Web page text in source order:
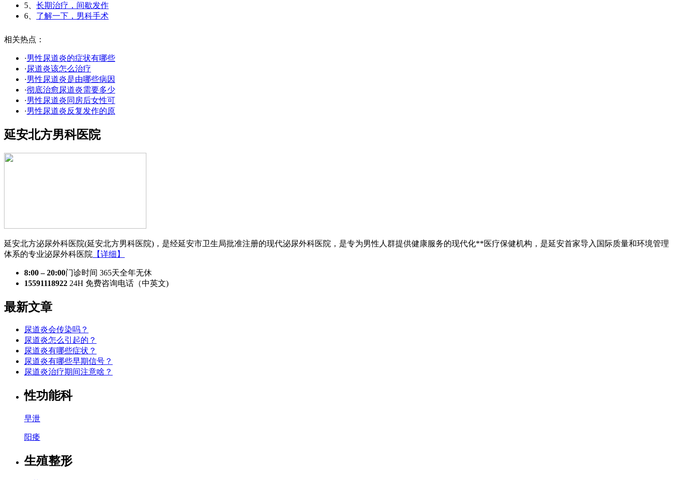
5、 长期治疗，间歇发作
6、 了解一下，男科手术
相关热点：
·男性尿道炎的症状有哪些
·尿道炎该怎么治疗
·男性尿道炎是由哪些病因
·彻底治愈尿道炎需要多少
·男性尿道炎同房后女性可
·男性尿道炎反复发作的原
延安北方男科医院
延安北方泌尿外科医院(延安北方男科医院)，是经延安市卫生局批准注册的现代泌尿外科医院，是专为男性人群提供健康服务的现代化**医疗保健机构，是延安首家导入国际质量和环境管理
体系的专业泌尿外科医院 【详细】
8:00 – 20:00门诊时间 365天全年无休
15591118922 24H 免费咨询电话（中英文)
最新文章
尿道炎会传染吗？
尿道炎怎么引起的？
尿道炎有哪些症状？
尿道炎有哪些早期信号？​
尿道炎治疗期间注意啥？​
性功能科
早泄
阳痿
生殖整形